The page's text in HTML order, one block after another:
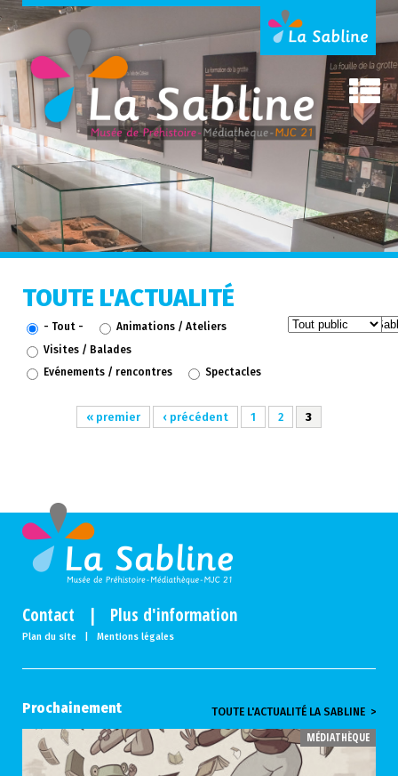
TOUTE L'ACTUALITÉ
- Tout -
Animations / Ateliers
Visites / Balades
Evénements / rencontres
Spectacles
« premier ‹ précédent 1 2 3
Contact | Plus d'information
Plan du site Mentions légales
Prochainement TOUTE L'ACTUALITÉ LA SABLINE >
MÉDIATHÈQUE